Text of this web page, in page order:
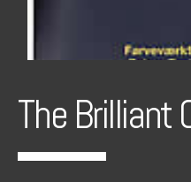
The Brilliant